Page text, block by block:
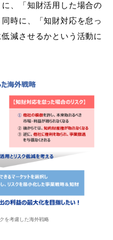
、「知財活用した場合の
時に、「知財対応を怠っ
減させるかという活動に
を考慮した海外戦略